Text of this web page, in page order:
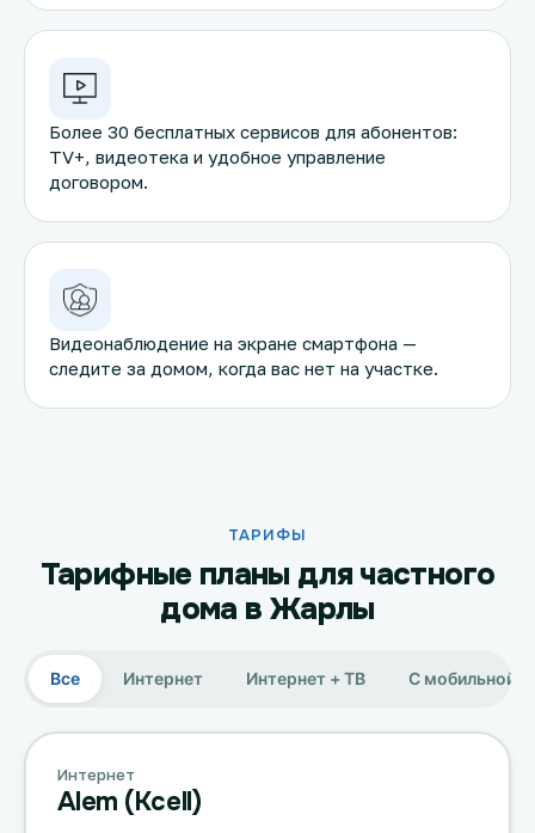
Более 30 бесплатных сервисов для абонентов:
TV+, видеотека и удобное управление
договором.
Видеонаблюдение на экране смартфона —
следите за домом, когда вас нет на участке.
ТАРИФЫ
Тарифные планы для частного
дома в Жарлы
Все Интернет Интернет + ТВ С мобильной
Интернет
Alem (Kcell)